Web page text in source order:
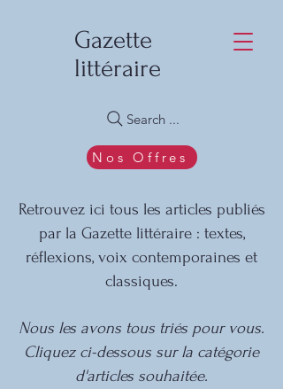
Gazette
littéraire
Search ...
Nos Offres
Retrouvez ici tous les articles publiés
par la Gazette littéraire : textes,
réflexions, voix contemporaines et
classiques.
Nous les avons tous triés pour vous.
Cliquez ci-dessous sur la catégorie
d'articles souhaitée.